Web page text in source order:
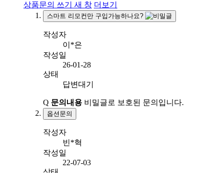
상품문의 쓰기 새 창 더보기
스마트 리모컨만 구입가능하나요?
작성자
이*은
작성일
26-01-28
상태
답변대기
Q 문의내용 비밀글로 보호된 문의입니다.
옵션문의
작성자
빈*혁
작성일
22-07-03